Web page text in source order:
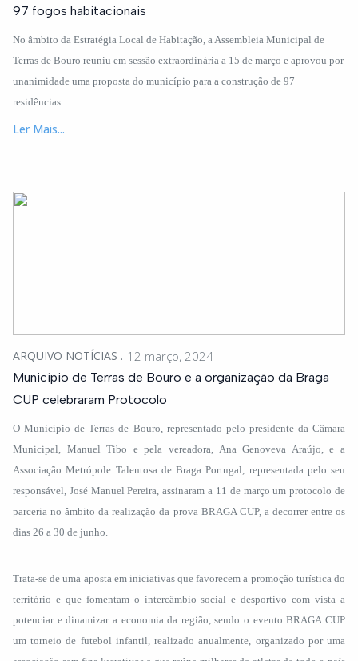
97 fogos habitacionais
No âmbito da Estratégia Local de Habitação, a Assembleia Municipal de
Terras de Bouro reuniu em sessão extraordinária a 15 de março e aprovou por
unanimidade uma proposta do município para a construção de 97
residências.
Ler Mais...
ARQUIVO NOTÍCIAS 12 março, 2024
Município de Terras de Bouro e a organização da Braga
CUP celebraram Protocolo
O Município de Terras de Bouro, representado pelo presidente da Câmara
Municipal, Manuel Tibo e pela vereadora, Ana Genoveva Araújo, e a
Associação Metrópole Talentosa de Braga Portugal, representada pelo seu
responsável, José Manuel Pereira, assinaram a 11 de março um protocolo de
parceria no âmbito da realização da prova BRAGA CUP, a decorrer entre os
dias 26 a 30 de junho.
Trata-se de uma aposta em iniciativas que favorecem a promoção turística do
território e que fomentam o intercâmbio social e desportivo com vista a
potenciar e dinamizar a economia da região, sendo o evento BRAGA CUP
um torneio de futebol infantil, realizado anualmente, organizado por uma